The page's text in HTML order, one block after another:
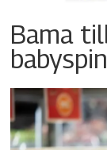
Bama